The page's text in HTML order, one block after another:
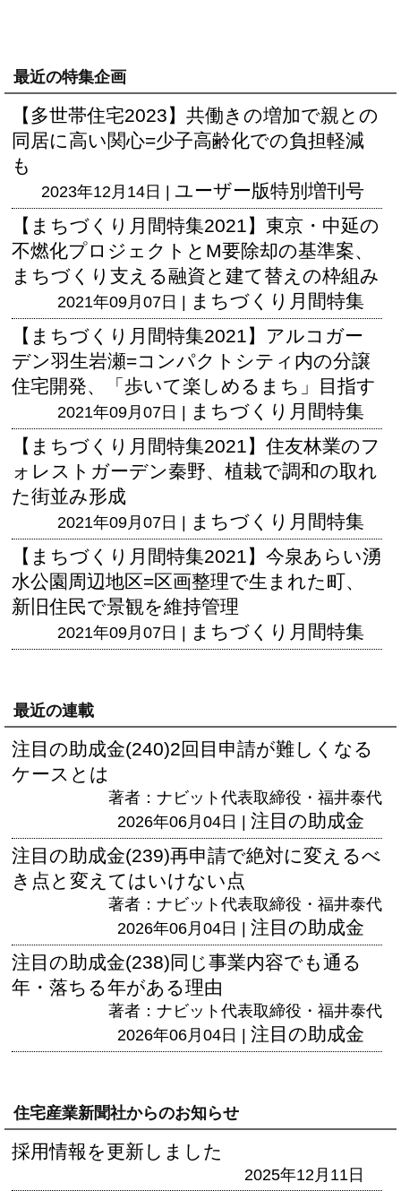
最近の特集企画
【多世帯住宅2023】共働きの増加で親との
同居に高い関心=少子高齢化での負担軽減
も
2023年12月14日 | ユーザー版特別増刊号
【まちづくり月間特集2021】東京・中延の
不燃化プロジェクトとM要除却の基準案、
まちづくり支える融資と建て替えの枠組み
2021年09月07日 | まちづくり月間特集
【まちづくり月間特集2021】アルコガー
デン羽生岩瀬=コンパクトシティ内の分譲
住宅開発、「歩いて楽しめるまち」目指す
2021年09月07日 | まちづくり月間特集
【まちづくり月間特集2021】住友林業のフ
ォレストガーデン秦野、植栽で調和の取れ
た街並み形成
2021年09月07日 | まちづくり月間特集
【まちづくり月間特集2021】今泉あらい湧
水公園周辺地区=区画整理で生まれた町、
新旧住民で景観を維持管理
2021年09月07日 | まちづくり月間特集
最近の連載
注目の助成金(240)2回目申請が難しくなる
ケースとは
著者：ナビット代表取締役・福井泰代
2026年06月04日 | 注目の助成金
注目の助成金(239)再申請で絶対に変えるべ
き点と変えてはいけない点
著者：ナビット代表取締役・福井泰代
2026年06月04日 | 注目の助成金
注目の助成金(238)同じ事業内容でも通る
年・落ちる年がある理由
著者：ナビット代表取締役・福井泰代
2026年06月04日 | 注目の助成金
住宅産業新聞社からのお知らせ
採用情報を更新しました
2025年12月11日